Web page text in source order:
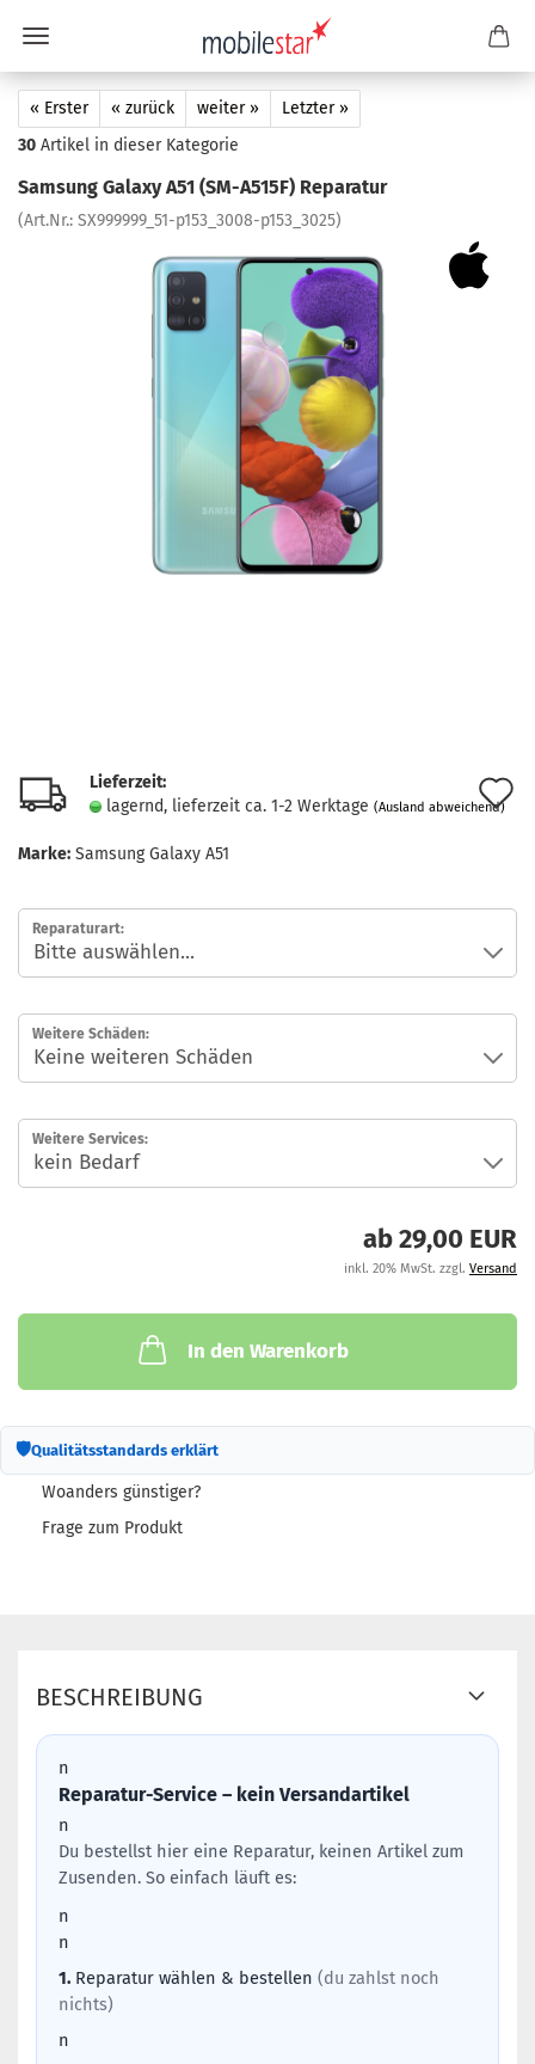
« Erster « zurück weiter »
Letzter »
30 Artikel in dieser Kategorie
Sam­sung Ga­la­xy A51 (SM-​A515F) Re­pa­ra­tur
(Art.Nr.: SX999999_51-​p153_3008-p153_3025)
Lieferzeit:
lagernd, lieferzeit ca. 1-2 Werktage (Ausland abweichend)
Marke: Samsung Galaxy A51
Reparaturart:
Weitere Schäden:
Weitere Services:
ab 29,00 EUR
inkl. 20% MwSt. zzgl. Versand
In den Warenkorb
🛡Qualitätsstandards erklärt
Woanders günstiger?
Frage zum Produkt
BESCHREIBUNG
n
Reparatur-Service – kein Versandartikel
n
Du bestellst hier eine Reparatur, keinen Artikel zum
Zusenden. So einfach läuft es:
n
n
1. Reparatur wählen & bestellen (du zahlst noch
nichts)
n